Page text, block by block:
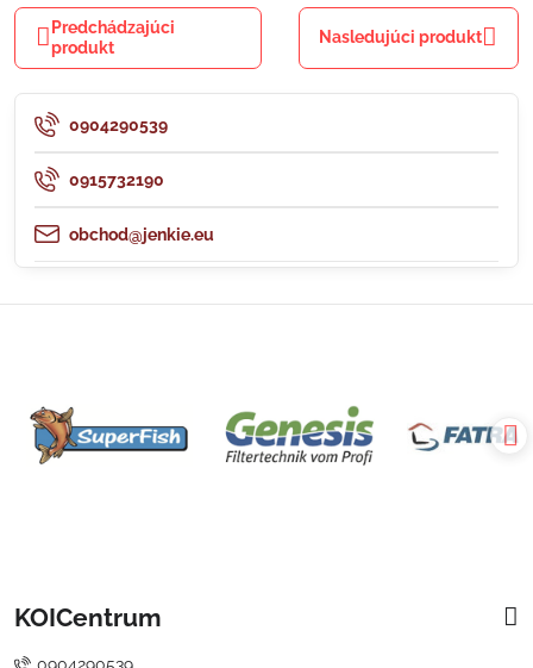
Predchádzajúci
produkt
Nasledujúci produkt
0904290539
0915732190
obchod@jenkie.eu
KOICentrum
0904290539